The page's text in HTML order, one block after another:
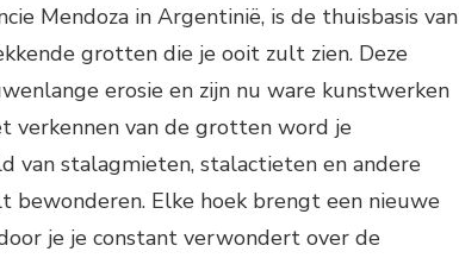
Mendoza in Argentinië, is de thuisbasis van
grotten die je ooit zult zien. Deze
erosie en zijn nu ware kunstwerken
verkennen van de grotten word je
van stalagmieten, stalactieten en andere
bewonderen. Elke hoek brengt een nieuwe
je je constant verwondert over de